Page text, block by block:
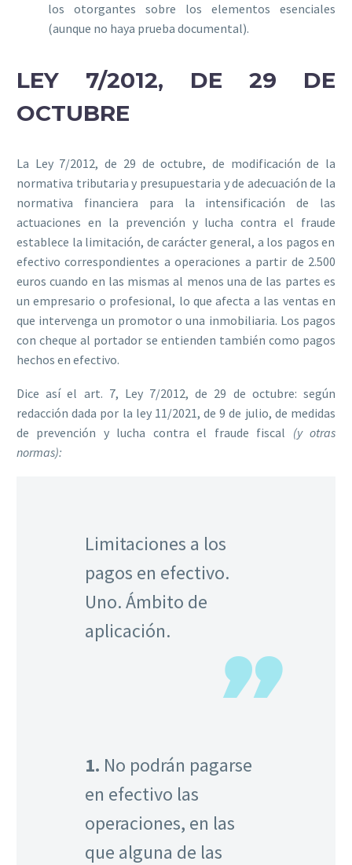
los otorgantes sobre los elementos esenciales
(aunque no haya prueba documental).
LEY 7/2012, DE 29 DE
OCTUBRE
La Ley 7/2012, de 29 de octubre, de modificación de la
normativa tributaria y presupuestaria y de adecuación de la
normativa financiera para la intensificación de las
actuaciones en la prevención y lucha contra el fraude
establece la limitación, de carácter general, a los pagos en
efectivo correspondientes a operaciones a partir de 2.500
euros cuando en las mismas al menos una de las partes es
un empresario o profesional, lo que afecta a las ventas en
que intervenga un promotor o una inmobiliaria. Los pagos
con cheque al portador se entienden también como pagos
hechos en efectivo.
Dice así el art. 7, Ley 7/2012, de 29 de octubre: según
redacción dada por la ley 11/2021, de 9 de julio, de medidas
de prevención y lucha contra el fraude fiscal (y otras
normas):
Limitaciones a los
pagos en efectivo.
Uno. Ámbito de
aplicación.
1. No podrán pagarse
en efectivo las
operaciones, en las
que alguna de las